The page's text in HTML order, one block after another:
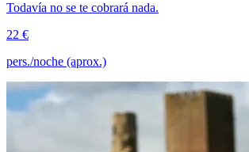
Todavía no se te cobrará nada.
22 €
pers./noche (aprox.)